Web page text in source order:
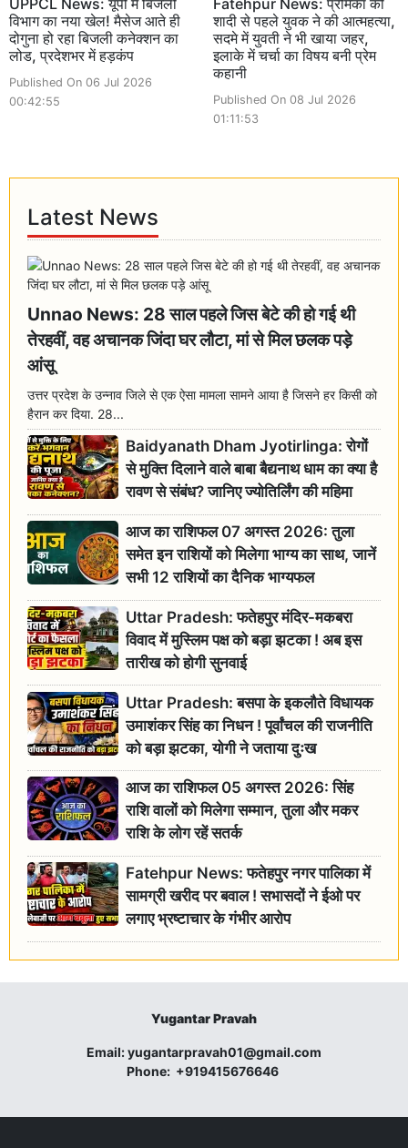
विभाग का नया खेल! मैसेज आते ही
दोगुना हो रहा बिजली कनेक्शन का
लोड, प्रदेशभर में हड़कंप
Published On 06 Jul 2026
00:42:55
शादी से पहले युवक ने की आत्महत्या,
सदमे में युवती ने भी खाया जहर,
इलाके में चर्चा का विषय बनी प्रेम
कहानी
Published On 08 Jul 2026
01:11:53
Latest News
Unnao News: 28 साल पहले जिस बेटे की हो गई थी
तेरहवीं, वह अचानक जिंदा घर लौटा, मां से मिल छलक पड़े
आंसू
उत्तर प्रदेश के उन्नाव जिले से एक ऐसा मामला सामने आया है जिसने हर किसी को
हैरान कर दिया. 28...
Baidyanath Dham Jyotirlinga: रोगों
से मुक्ति दिलाने वाले बाबा बैद्यनाथ धाम का क्या है
रावण से संबंध? जानिए ज्योतिर्लिंग की महिमा
आज का राशिफल 07 अगस्त 2026: तुला
समेत इन राशियों को मिलेगा भाग्य का साथ, जानें
सभी 12 राशियों का दैनिक भाग्यफल
Uttar Pradesh: फतेहपुर मंदिर-मकबरा
विवाद में मुस्लिम पक्ष को बड़ा झटका ! अब इस
तारीख को होगी सुनवाई
Uttar Pradesh: बसपा के इकलौते विधायक
उमाशंकर सिंह का निधन ! पूर्वांचल की राजनीति
को बड़ा झटका, योगी ने जताया दुःख
आज का राशिफल 05 अगस्त 2026: सिंह
राशि वालों को मिलेगा सम्मान, तुला और मकर
राशि के लोग रहें सतर्क
Fatehpur News: फतेहपुर नगर पालिका में
सामग्री खरीद पर बवाल ! सभासदों ने ईओ पर
लगाए भ्रष्टाचार के गंभीर आरोप
Yugantar Pravah
Email:yugantarpravah01@gmail.com
Phone: +919415676646